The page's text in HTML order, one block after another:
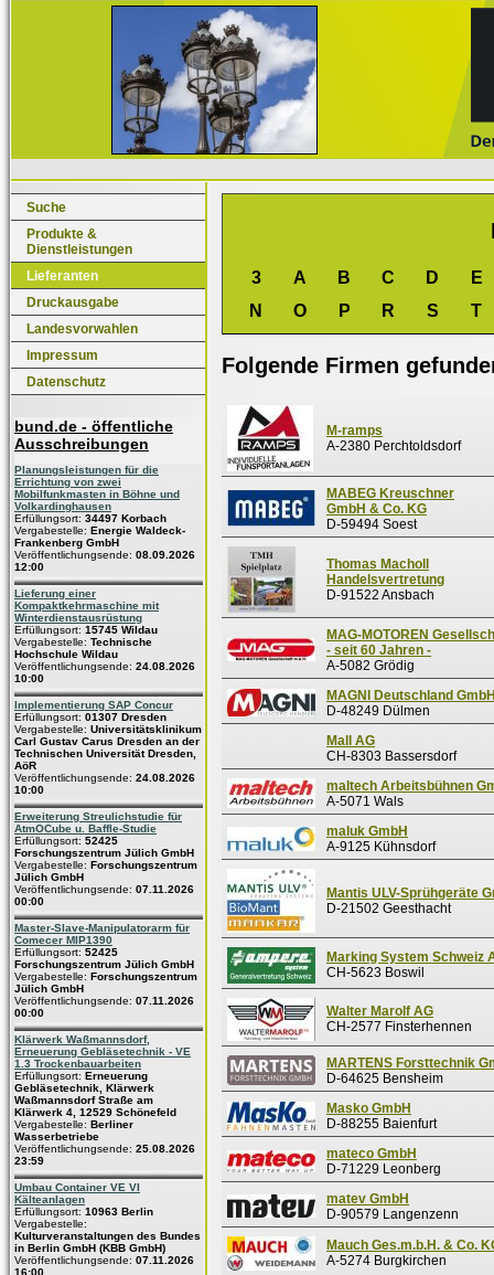
Suche
Produkte &
Dienstleistungen
Lieferanten
Druckausgabe
Landesvorwahlen
Impressum
Datenschutz
bund.de - öffentliche
Ausschreibungen
Planungsleistungen für die
Errichtung von zwei
Mobilfunkmasten in Böhne und
Volkardinghausen
Erfüllungsort: 34497 Korbach
Vergabestelle: Energie Waldeck-
Frankenberg GmbH
Veröffentlichungsende: 08.09.2026
12:00
Lieferung einer
Kompaktkehrmaschine mit
Winterdienstausrüstung
Erfüllungsort: 15745 Wildau
Vergabestelle: Technische
Hochschule Wildau
Veröffentlichungsende: 24.08.2026
10:00
Implementierung SAP Concur
Erfüllungsort: 01307 Dresden
Vergabestelle: Universitätsklinikum
Carl Gustav Carus Dresden an der
Technischen Universität Dresden,
AöR
Veröffentlichungsende: 24.08.2026
10:00
Erweiterung Streulichstudie für
AtmOCube u. Baffle-Studie
Erfüllungsort: 52425
Forschungszentrum Jülich GmbH
Vergabestelle: Forschungszentrum
Jülich GmbH
Veröffentlichungsende: 07.11.2026
00:00
Master-Slave-Manipulatorarm für
Comecer MIP1390
Erfüllungsort: 52425
Forschungszentrum Jülich GmbH
Vergabestelle: Forschungszentrum
Jülich GmbH
Veröffentlichungsende: 07.11.2026
00:00
Klärwerk Waßmannsdorf,
Erneuerung Gebläsetechnik - VE
1.3 Trockenbauarbeiten
Erfüllungsort: Erneuerung
Gebläsetechnik, Klärwerk
Waßmannsdorf Straße am
Klärwerk 4, 12529 Schönefeld
Vergabestelle: Berliner
Wasserbetriebe
Veröffentlichungsende: 25.08.2026
23:59
Umbau Container VE VI
Kälteanlagen
Erfüllungsort: 10963 Berlin
Vergabestelle:
Kulturveranstaltungen des Bundes
in Berlin GmbH (KBB GmbH)
Veröffentlichungsende: 07.11.2026
16:00
3 A B C D
E
N
O P R S T
Folgende Firmen
M-ramps
A-2380 Perchtoldsdorf
MABEG Kreuschner
GmbH & Co. KG
D-59494 Soest
Thomas Macholl
Handelsvertretung
D-91522 Ansbach
MAG-MOTOREN
- seit 60 Jahren -
A-5082 Grödig
MAGNI Deutschland
D-48249 Dülmen
Mall AG
CH-8303 Bassersdorf
maltech Arbeitsbühnen
A-5071 Wals
maluk GmbH
A-9125 Kühnsdorf
Mantis ULV-Sprühgeräte
D-21502 Geesthacht
Marking System Schweiz
CH-5623 Boswil
Walter Marolf AG
CH-2577 Finsterhennen
MARTENS Forsttechnik
D-64625 Bensheim
Masko GmbH
D-88255 Baienfurt
mateco GmbH
D-71229 Leonberg
matev GmbH
D-90579 Langenzenn
Mauch Ges.m.b.H. & Co.
A-5274 Burgkirchen